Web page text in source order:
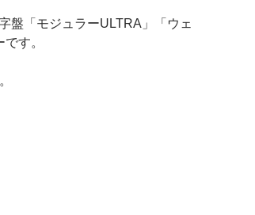
盤「モジュラーULTRA」「ウェ
す。